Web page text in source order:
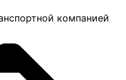
компанией